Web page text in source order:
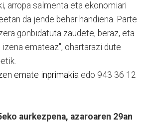
arropa salmenta eta ekonomiari
da jende behar handiena. Parte
gonbidatuta zaudete, beraz, eta
izena emateaz", ohartarazi dute
emate inprimakia edo 943 36 12
aurkezpena, azaroaren 29an